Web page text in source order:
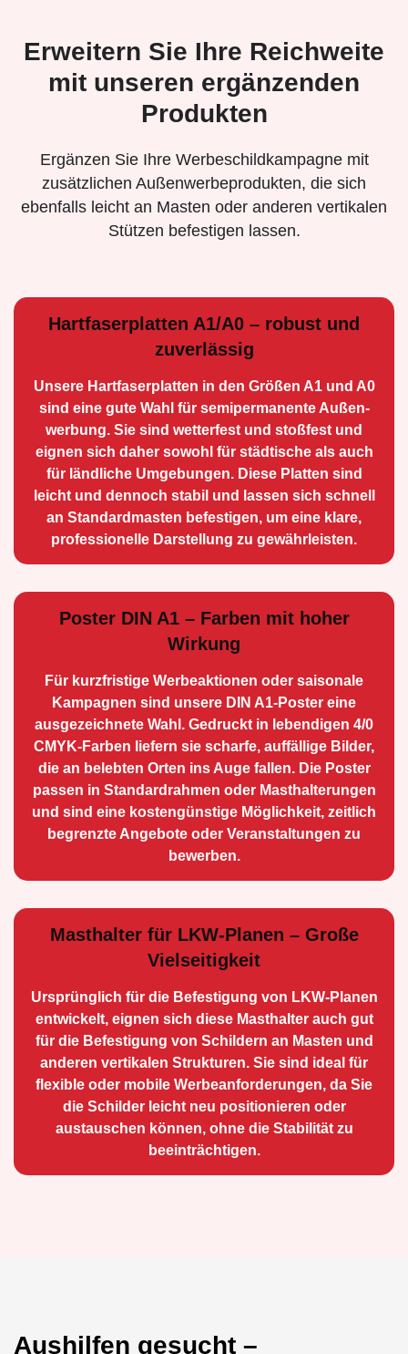
Erweitern Sie Ihre Reichweite
mit unseren ergänzenden
Produkten
Ergänzen Sie Ihre Werbeschildkampagne mit
zusätzlichen Außenwerbeprodukten, die sich
ebenfalls leicht an Masten oder anderen vertikalen
Stützen befestigen lassen.
Hartfaserplatten A1/A0 – robust und
zuverlässig
Unsere Hartfaserplatten in den Größen A1 und A0
sind eine gute Wahl für semiperma­nente Außen­
werbung. Sie sind wetterfest und stoßfest und
eignen sich daher sowohl für städtische als auch
für ländliche Umge­bungen. Diese Platten sind
leicht und dennoch stabil und lassen sich schnell
an Standard­masten befestigen, um eine klare,
professionelle Darstellung zu gewährleisten.
Poster DIN A1 – Farben mit hoher
Wirkung
Für kurzfristige Werbe­aktionen oder saisonale
Kampagnen sind unsere DIN A1-Poster eine
ausge­zeichnete Wahl. Gedruckt in lebendigen 4/0
CMYK-Farben liefern sie scharfe, auffällige Bilder,
die an belebten Orten ins Auge fallen. Die Poster
passen in Standardrahmen oder Masthalterungen
und sind eine kostengünstige Möglichkeit, zeitlich
begrenzte Angebote oder Veranstaltungen zu
bewerben.
Masthalter für LKW-Planen – Große
Vielseitigkeit
Ursprünglich für die Be­festigung von LKW-Planen
entwickelt, eignen sich diese Masthalter auch gut
für die Befestigung von Schildern an Masten und
anderen vertikalen Strukturen. Sie sind ideal für
flexible oder mobile Werbean­forderungen, da Sie
die Schilder leicht neu positio­nieren oder
austauschen können, ohne die Stabilität zu
beeinträchtigen.
Aushilfen gesucht –